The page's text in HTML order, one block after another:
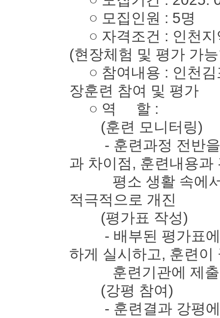
○ 모집인원 : 5명
○ 자격조건 : 인천지
(현장체험 및 평가 가
○ 참여내용 : 인천김
장훈련 참여 및 평가
○ 역 할 :
(훈련 모니터링)
- 훈련과정 전반을
과 차이점, 훈련내용과
평소 생활 속에서
적극적으로 개진
(평가표 작성)
- 배부된 평가표에
하게 실시하고, 훈련이
훈련기관에 제출
(강평 참여)
- 훈련결과 강평에